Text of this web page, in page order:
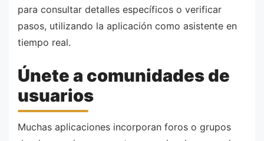
para consultar detalles específicos o verificar
pasos, utilizando la aplicación como asistente en
tiempo real.
Únete a comunidades de
usuarios
Muchas aplicaciones incorporan foros o grupos